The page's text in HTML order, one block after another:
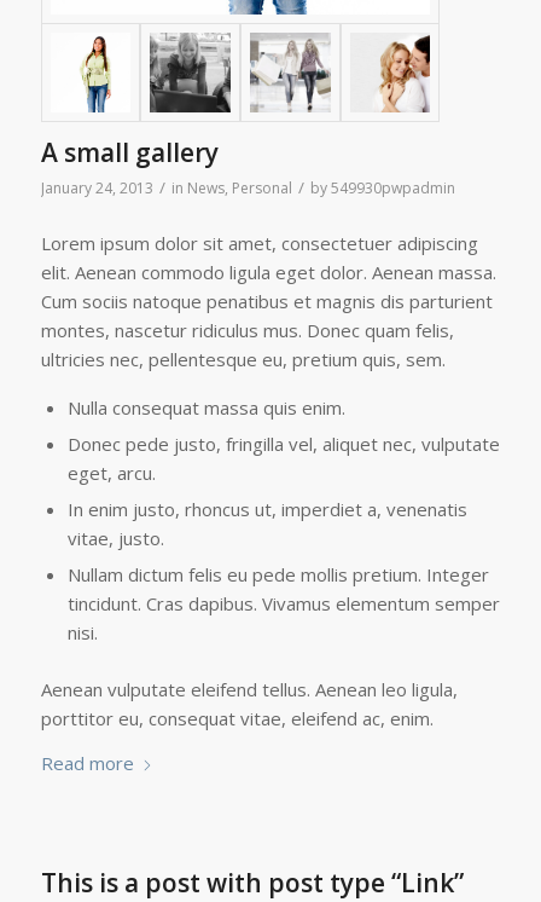
A small gallery
January 24, 2013 / in News, Personal / by549930pwpadmin
Lorem ipsum dolor sit amet, consectetuer adipiscing
elit. Aenean commodo ligula eget dolor. Aenean massa.
Cum sociis natoque penatibus et magnis dis parturient
montes, nascetur ridiculus mus. Donec quam felis,
ultricies nec, pellentesque eu, pretium quis, sem.
Nulla consequat massa quis enim.
Donec pede justo, fringilla vel, aliquet nec, vulputate
eget, arcu.
In enim justo, rhoncus ut, imperdiet a, venenatis
vitae, justo.
Nullam dictum felis eu pede mollis pretium. Integer
tincidunt. Cras dapibus. Vivamus elementum semper
nisi.
Aenean vulputate eleifend tellus. Aenean leo ligula,
porttitor eu, consequat vitae, eleifend ac, enim.
Read more
This is a post with post type “Link”